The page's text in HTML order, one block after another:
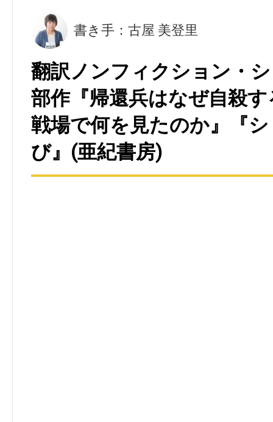
書き手：古屋 美登里
翻訳ノンフィクション・
部作『帰還兵はなぜ自殺
戦場で何を見たのか』『
び』(亜紀書房)